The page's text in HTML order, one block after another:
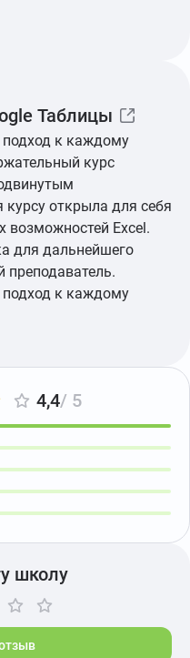
Таблицы
к каждому
курс
курсу открыла для себя
возможностей Excel.
для дальнейшего
преподаватель.
к каждому
Вас своим коллегам
4,4/ 5
школу